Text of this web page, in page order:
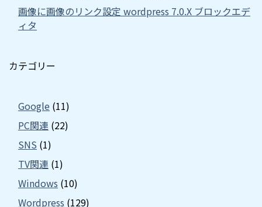
画像に画像のリンク設定 wordpress 7.0.X ブロックエデ
ィタ
カテゴリー
Google (11)
PC関連 (22)
SNS (1)
TV関連 (1)
Windows (10)
Wordpress (129)